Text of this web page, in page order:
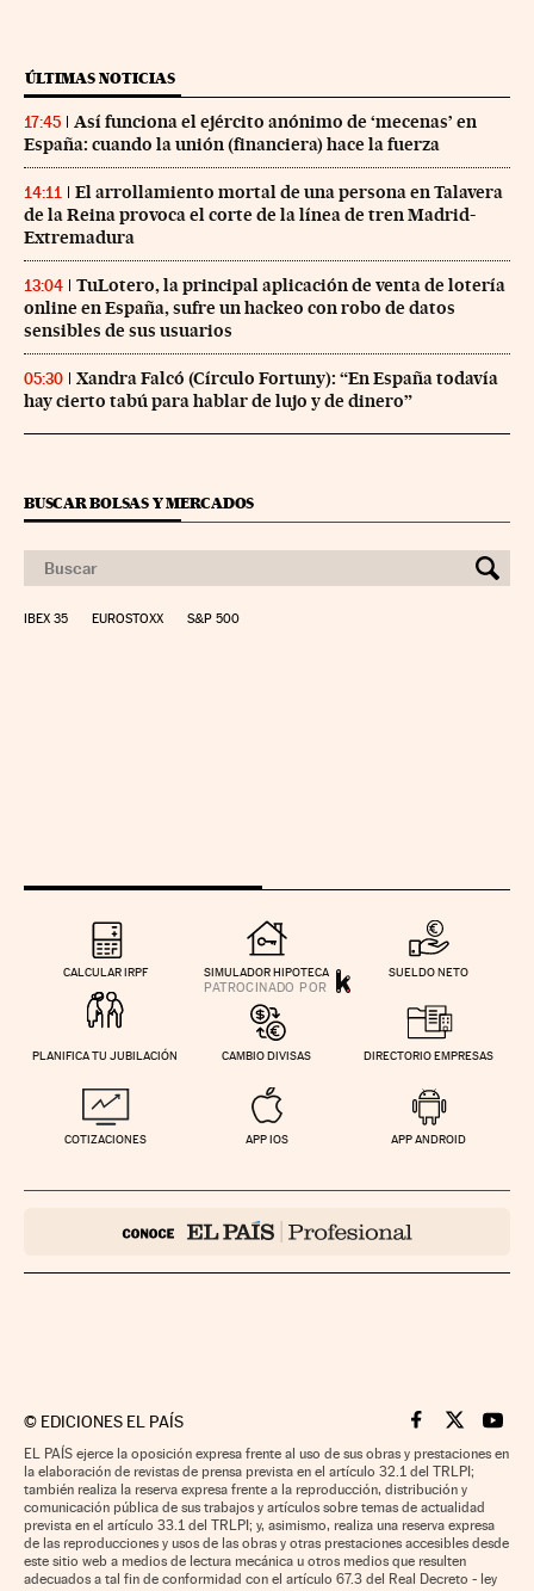
ÚLTIMAS NOTICIAS
17:45
Así funciona el ejército anónimo de ‘mecenas’ en
España: cuando la unión (financiera) hace la fuerza
14:11
El arrollamiento mortal de una persona en Talavera
de la Reina provoca el corte de la línea de tren Madrid-
Extremadura
13:04
TuLotero, la principal aplicación de venta de lotería
online en España, sufre un hackeo con robo de datos
sensibles de sus usuarios
05:30
Xandra Falcó (Círculo Fortuny): “En España todavía
hay cierto tabú para hablar de lujo y de dinero”
BUSCAR BOLSAS Y MERCADOS
IBEX 35 EUROSTOXX S&P 500
CALCULAR IRPF SIMULADOR HIPOTECA SUELDO NETO
PLANIFICA TU JUBILACIÓN CAMBIO DIVISAS DIRECTORIO EMPRESAS
COTIZACIONES APP IOS APP ANDROID
© EDICIONES EL PAÍS Cinco Días en
Cinco Días
Cinco
EL PAÍS ejerce la oposición expresa frente al uso de sus obras y prestaciones en
la elaboración de revistas de prensa prevista en el artículo 32.1 del TRLPI;
también realiza la reserva expresa frente a la reproducción, distribución y
comunicación pública de sus trabajos y artículos sobre temas de actualidad
prevista en el artículo 33.1 del TRLPI; y, asimismo, realiza una reserva expresa
de las reproducciones y usos de las obras y otras prestaciones accesibles desde
este sitio web a medios de lectura mecánica u otros medios que resulten
adecuados a tal fin de conformidad con el artículo 67.3 del Real Decreto - ley